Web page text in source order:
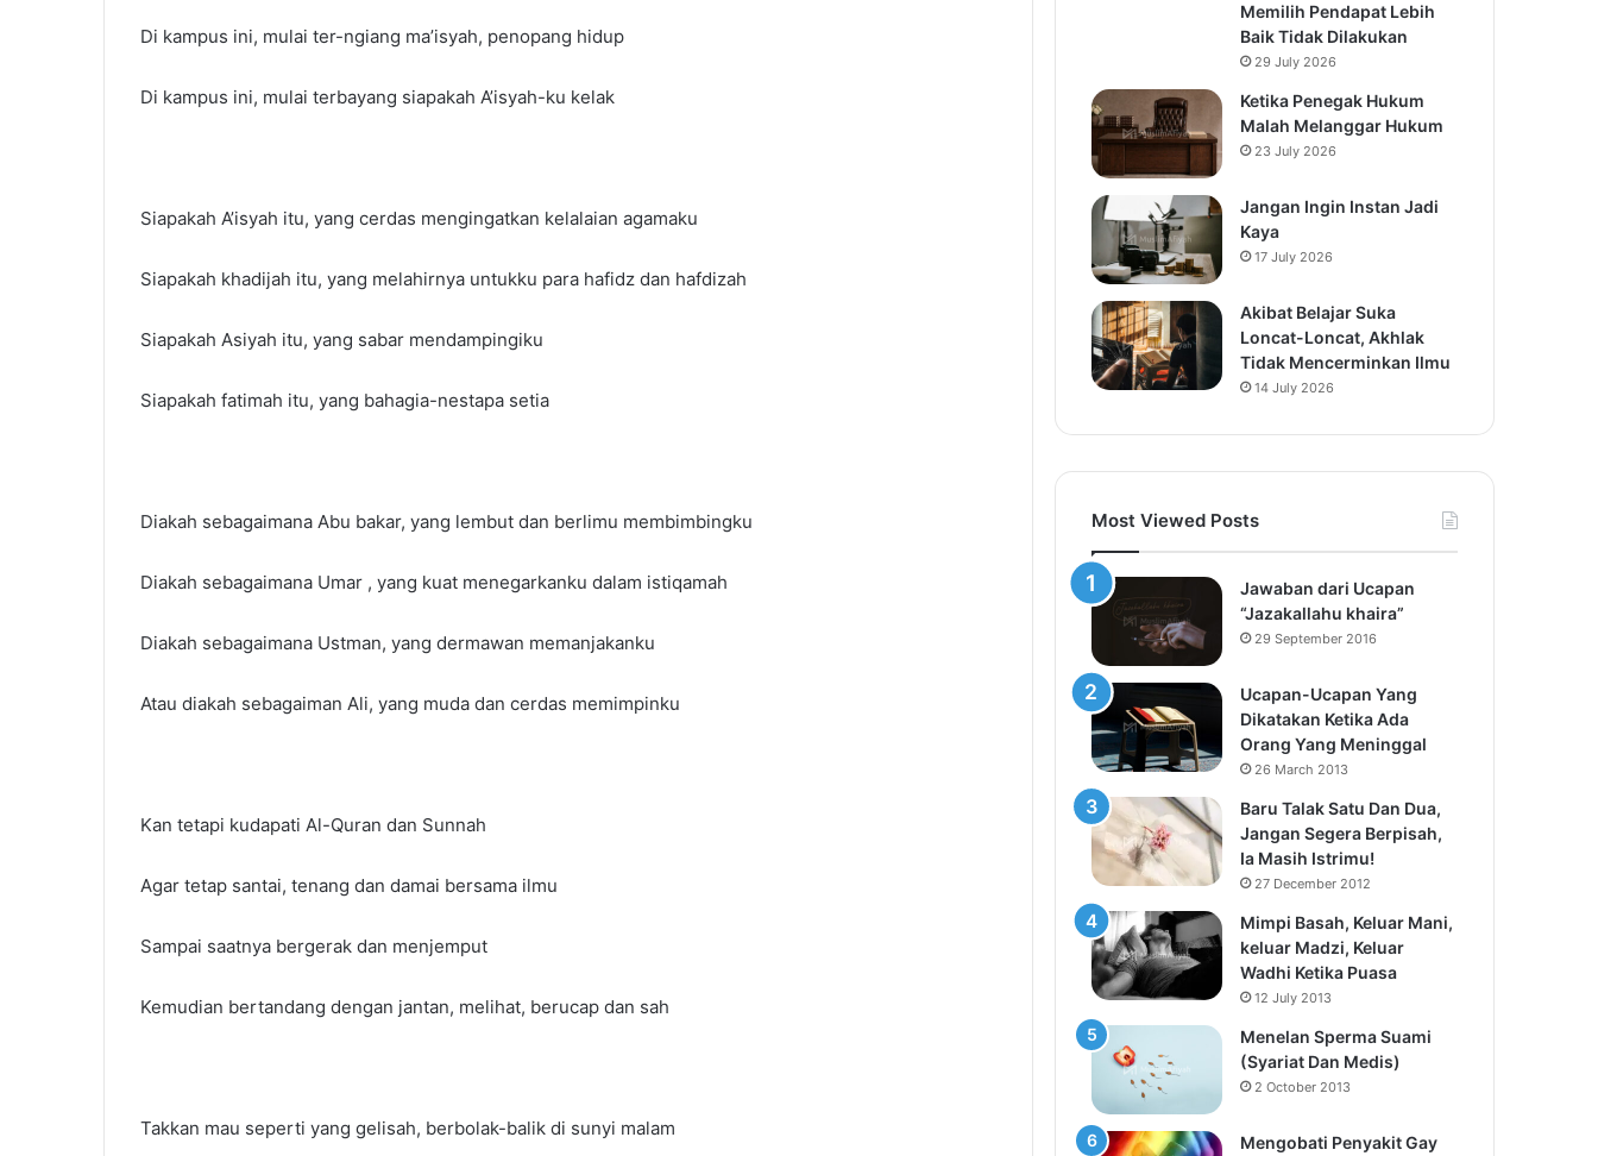
Di kampus ini, mulai ter-ngiang ma’isyah, penopang hidup
Di kampus ini, mulai terbayang siapakah A’isyah-ku kelak
Siapakah A’isyah itu, yang cerdas mengingatkan kelalaian agamaku
Siapakah khadijah itu, yang melahirnya untukku para hafidz dan hafdizah
Siapakah Asiyah itu, yang sabar mendampingiku
Siapakah fatimah itu, yang bahagia-nestapa setia
Diakah sebagaimana Abu bakar, yang lembut dan berlimu membimbingku
Diakah sebagaimana Umar , yang kuat menegarkanku dalam istiqamah
Diakah sebagaimana Ustman, yang dermawan memanjakanku
Atau diakah sebagaiman Ali, yang muda dan cerdas memimpinku
Kan tetapi kudapati Al-Quran dan Sunnah
Agar tetap santai, tenang dan damai bersama ilmu
Sampai saatnya bergerak dan menjemput
Kemudian bertandang dengan jantan, melihat, berucap dan sah
Takkan mau seperti yang gelisah, berbolak-balik di sunyi malam
Memilih Pendapat Lebih
Baik Tidak Dilakukan
29 July 2026
Ketika Penegak Hukum
Malah Melanggar Hukum
23 July 2026
Jangan Ingin Instan Jadi
Kaya
17 July 2026
Akibat Belajar Suka
Loncat-Loncat, Akhlak
Tidak Mencerminkan Ilmu
14 July 2026
Most Viewed Posts
Jawaban dari Ucapan
“Jazakallahu khaira”
29 September 2016
Ucapan-Ucapan Yang
Dikatakan Ketika Ada
Orang Yang Meninggal
26 March 2013
Baru Talak Satu Dan Dua,
Jangan Segera Berpisah,
Ia Masih Istrimu!
27 December 2012
Mimpi Basah, Keluar Mani,
keluar Madzi, Keluar
Wadhi Ketika Puasa
12 July 2013
Menelan Sperma Suami
(Syariat Dan Medis)
2 October 2013
Mengobati Penyakit Gay